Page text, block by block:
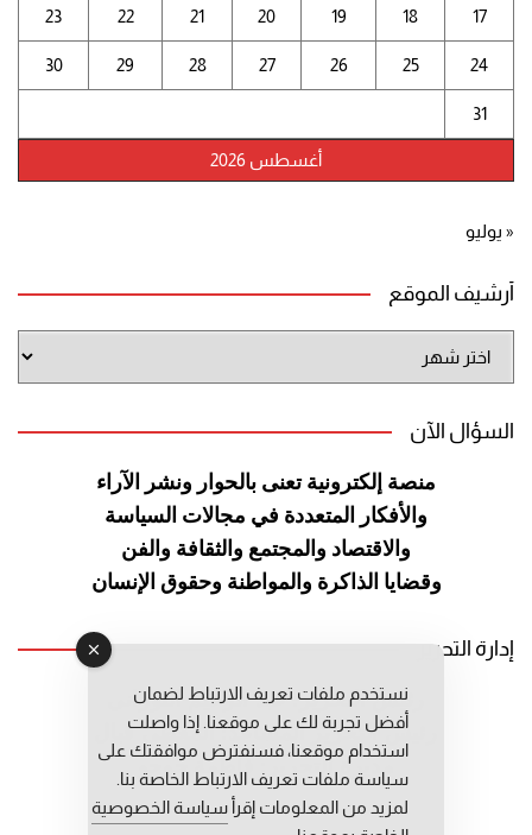
أغسطس 2026
17
18
19
20
21
22
23
24
25
26
27
28
29
30
31
« يوليو
أرشيف الموقع
الموقع
السؤال الآن
منصة إلكترونية تعنى بالحوار ونشر الآراء
والأفكار المتعددة في مجالات السياسة
والاقتصاد والمجتمع والثقافة والفن
وقضايا الذاكرة والمواطنة وحقوق الإنسان
إدارة التحرير
رئيس التحرير: عبد الرحيم التوراني
رئيس التحرير المساعد: المعطي قبال
مديرة التحرير: فاطمة حوحو
نستخدم ملفات تعريف الارتباط لضمان
أفضل تجربة لك على موقعنا. إذا واصلت
استخدام موقعنا، فسنفترض موافقتك على
سياسة ملفات تعريف الارتباط الخاصة بنا.
لمزيد من المعلومات إقرأ سياسة الخصوصية